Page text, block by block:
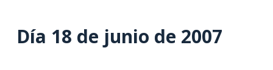
Día 18 de junio de 2007